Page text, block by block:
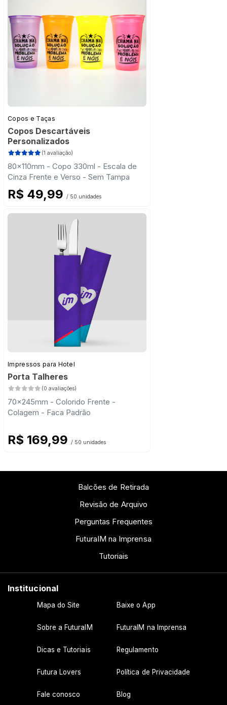
Copos e Taças
Copos Descartáveis
Personalizados
(1 avaliação)
80x110mm - Copo 330ml - Escala de
Cinza Frente e Verso - Sem Tampa
R$ 49,99 / 50 unidades
Impressos para Hotel
Porta Talheres
(0 avaliações)
70x245mm - Colorido Frente -
Colagem - Faca Padrão
R$ 169,99 / 50 unidades
Balcões de Retirada
Revisão de Arquivo
Perguntas Frequentes
FuturaIM na Imprensa
Tutoriais
Institucional
Mapa do Site Baixe o App
Sobre a FuturaIM FuturaIM na Imprensa
Dicas e Tutoriais Regulamento
Futura Lovers Política de Privacidade
Fale conosco Blog